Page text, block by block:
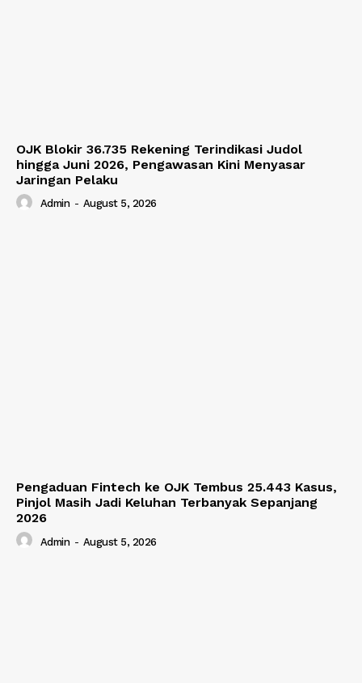
OJK Blokir 36.735 Rekening Terindikasi Judol
hingga Juni 2026, Pengawasan Kini Menyasar
Jaringan Pelaku
Admin - August 5, 2026
Pengaduan Fintech ke OJK Tembus 25.443 Kasus,
Pinjol Masih Jadi Keluhan Terbanyak Sepanjang
2026
Admin - August 5, 2026